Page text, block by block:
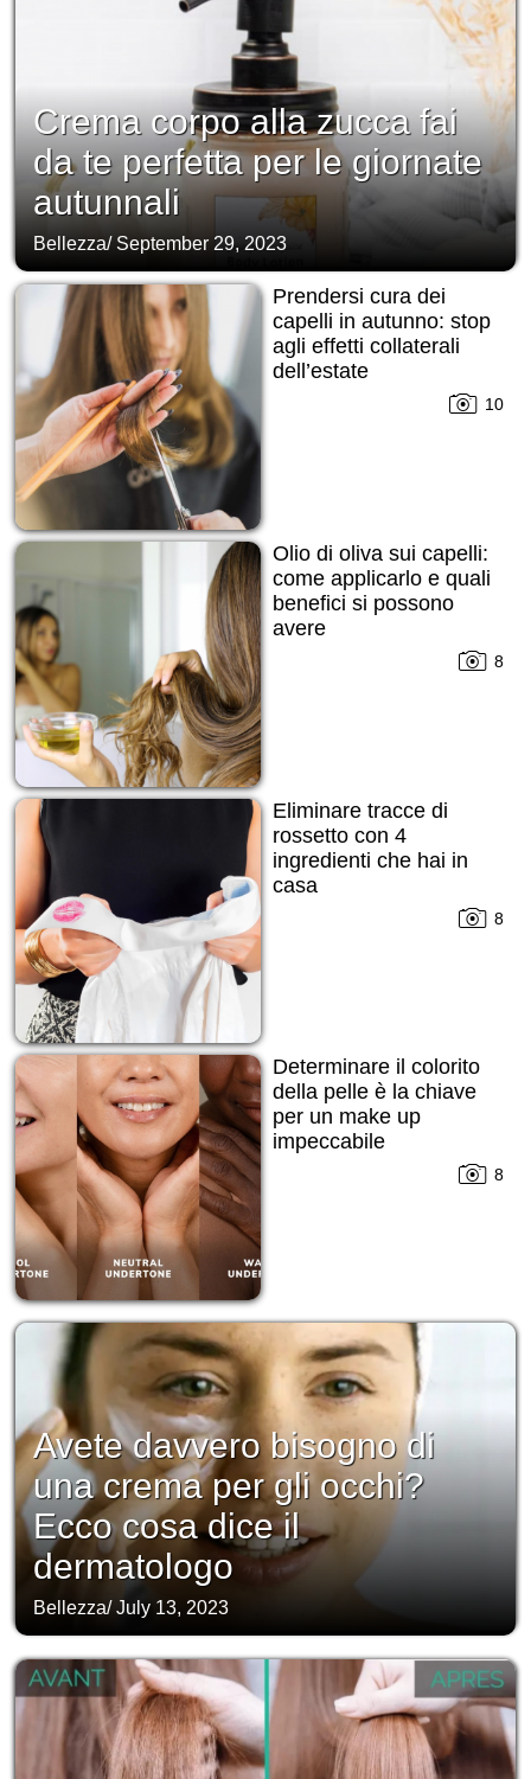
Crema corpo alla zucca fai
da te perfetta per le giornate
autunnali
Bellezza/ September 29, 2023
Prendersi cura dei
capelli in autunno: stop
agli effetti collaterali
dell’estate
10
Olio di oliva sui capelli:
come applicarlo e quali
benefici si possono
avere
8
Eliminare tracce di
rossetto con 4
ingredienti che hai in
casa
8
Determinare il colorito
della pelle è la chiave
per un make up
impeccabile
8
Avete davvero bisogno di
una crema per gli occhi?
Ecco cosa dice il
dermatologo
Bellezza/July 13, 2023